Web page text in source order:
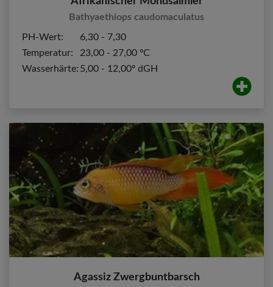
Bathyaethiops caudomaculatus
PH-Wert:
6,30 - 7,30
Temperatur:
23,00 - 27,00 ºC
Wasserhärte: 5,00 - 12,00º dGH
Agassiz Zwergbuntbarsch